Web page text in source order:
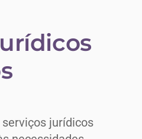
jurídicos